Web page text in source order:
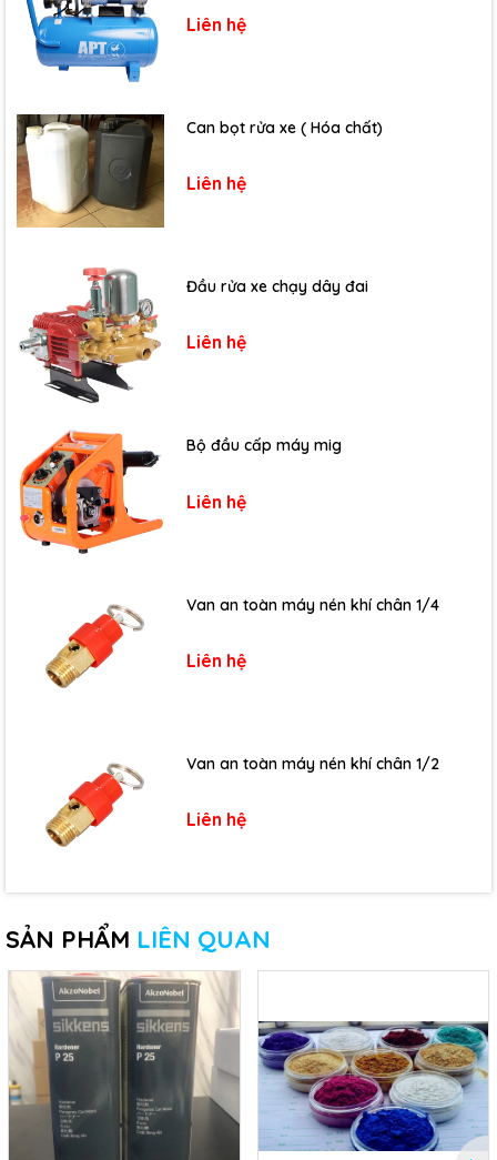
Liên hệ
Can bọt rửa xe ( Hóa chất)
Liên hệ
Đầu rửa xe chạy dây đai
Liên hệ
Bộ đầu cấp máy mig
Liên hệ
Van an toàn máy nén khí chân 1/4
Liên hệ
Van an toàn máy nén khí chân 1/2
Liên hệ
SẢN PHẨM LIÊN QUAN